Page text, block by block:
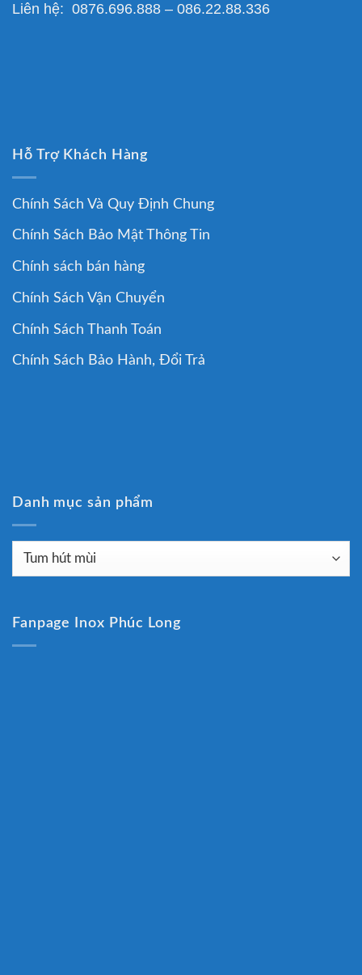
Liên hệ: 0876.696.888 – 086.22.88.336
Hỗ Trợ Khách Hàng
Chính Sách Và Quy Định Chung
Chính Sách Bảo Mật Thông Tin
Chính sách bán hàng
Chính Sách Vận Chuyển
Chính Sách Thanh Toán
Chính Sách Bảo Hành, Đổi Trả
Danh mục sản phẩm
Fanpage Inox Phúc Long